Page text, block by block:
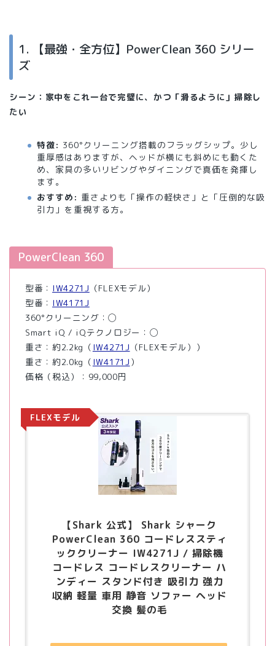
1. 【最強・全方位】PowerClean 360 シリー
ズ
シーン：家中をこれ一台で完璧に、かつ「滑るように」掃除し
たい
特徴: 360°クリーニング搭載のフラッグシップ。少し
重厚感はありますが、ヘッドが横にも斜めにも動くた
め、家具の多いリビングやダイニングで真価を発揮し
ます。
おすすめ: 重さよりも「操作の軽快さ」と「圧倒的な吸
引力」を重視する方。
PowerClean 360
型番： IW4271J （FLEXモデル）
型番： IW4171J
360°クリーニング：◯
Smart iQ / iQテクノロジー：◯
重さ：約2.2kg（ IW4271J （FLEXモデル））
重さ：約2.0kg（ IW4171J ）
価格（税込）：99,000円
【Shark 公式】 Shark シャーク
PowerClean 360 コードレススティ
ッククリーナー IW4271J / 掃除機
コードレス コードレスクリーナー ハ
ンディー スタンド付き 吸引力 強力
収納 軽量 車用 静音 ソファー ヘッド
交換 髪の毛
FLEXモデル